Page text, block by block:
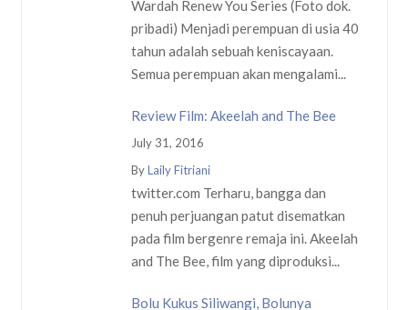
Wardah Renew You Series (Foto dok.
pribadi) Menjadi perempuan di usia 40
tahun adalah sebuah keniscayaan.
Semua perempuan akan mengalami...
Review Film: Akeelah and The Bee
July 31, 2016
ByLaily Fitriani
twitter.com Terharu, bangga dan
penuh perjuangan patut disematkan
pada film bergenre remaja ini. Akeelah
and The Bee, film yang diproduksi...
Bolu Kukus Siliwangi, Bolunya